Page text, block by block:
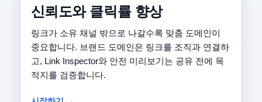
신뢰도와 클릭률 향상
링크가 소유 채널 밖으로 나갈수록 맞춤 도메인이
중요합니다. 브랜드 도메인은 링크를 조직과 연결하
고, Link Inspector와 안전 미리보기는 공유 전에 목
적지를 검증합니다.